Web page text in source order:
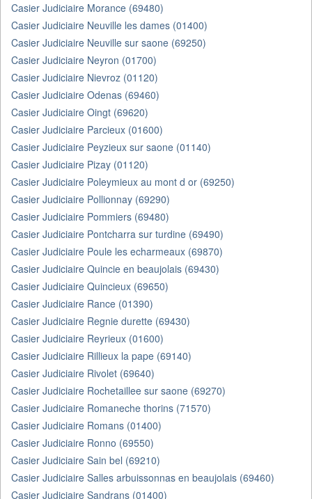
Casier Judiciaire Morance (69480)
Casier Judiciaire Neuville les dames (01400)
Casier Judiciaire Neuville sur saone (69250)
Casier Judiciaire Neyron (01700)
Casier Judiciaire Nievroz (01120)
Casier Judiciaire Odenas (69460)
Casier Judiciaire Oingt (69620)
Casier Judiciaire Parcieux (01600)
Casier Judiciaire Peyzieux sur saone (01140)
Casier Judiciaire Pizay (01120)
Casier Judiciaire Poleymieux au mont d or (69250)
Casier Judiciaire Pollionnay (69290)
Casier Judiciaire Pommiers (69480)
Casier Judiciaire Pontcharra sur turdine (69490)
Casier Judiciaire Poule les echarmeaux (69870)
Casier Judiciaire Quincie en beaujolais (69430)
Casier Judiciaire Quincieux (69650)
Casier Judiciaire Rance (01390)
Casier Judiciaire Regnie durette (69430)
Casier Judiciaire Reyrieux (01600)
Casier Judiciaire Rillieux la pape (69140)
Casier Judiciaire Rivolet (69640)
Casier Judiciaire Rochetaillee sur saone (69270)
Casier Judiciaire Romaneche thorins (71570)
Casier Judiciaire Romans (01400)
Casier Judiciaire Ronno (69550)
Casier Judiciaire Sain bel (69210)
Casier Judiciaire Salles arbuissonnas en beaujolais (69460)
Casier Judiciaire Sandrans (01400)